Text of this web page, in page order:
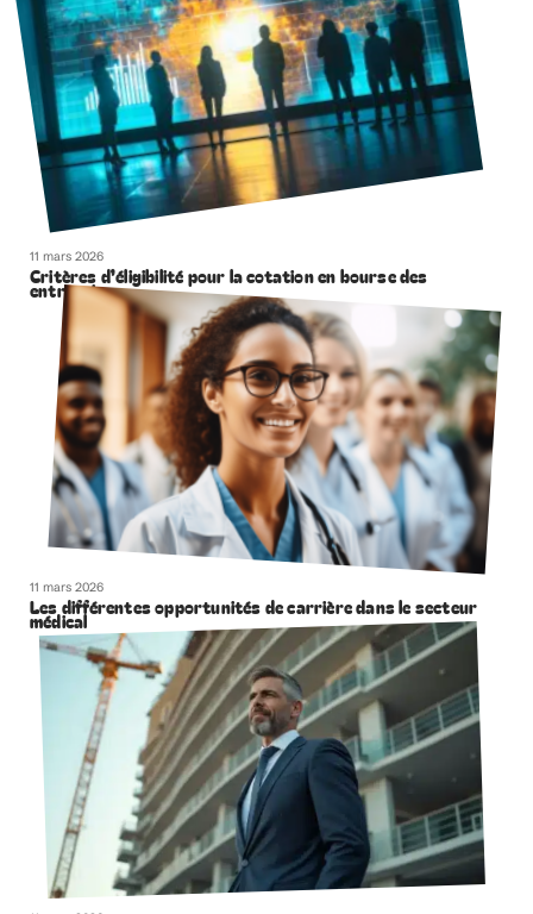
11 mars 2026
Critères d’éligibilité pour la cotation en bourse des
entreprises
11 mars 2026
Les différentes opportunités de carrière dans le secteur
médical